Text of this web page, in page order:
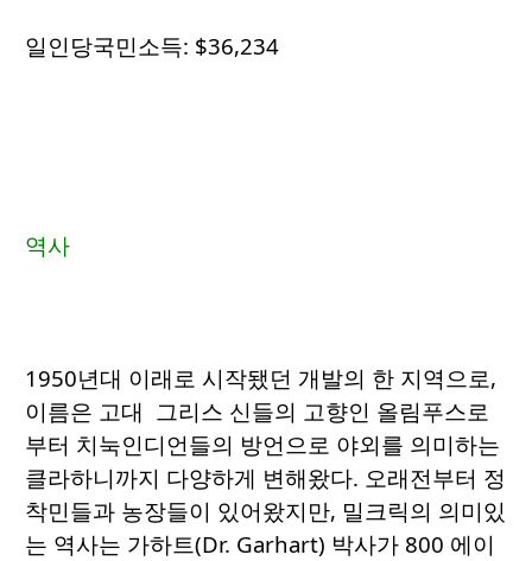
일인당국민소득: $36,234
역사
1950년대 이래로 시작됐던 개발의 한 지역으로,
이름은 고대 그리스 신들의 고향인 올림푸스로
부터 치눅인디언들의 방언으로 야외를 의미하는
클라하니까지 다양하게 변해왔다. 오래전부터 정
착민들과 농장들이 있어왔지만, 밀크릭의 의미있
는 역사는 가하트(Dr. Garhart) 박사가 800 에이